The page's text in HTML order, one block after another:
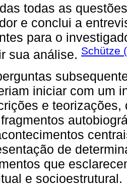
todas as
e conclui a
para o
sua análise. Schütze
iniciar com um
e
de
que
e socioestrutural.